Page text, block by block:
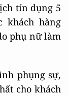
tín dụng 5
khách hàng
phụ nữ làm
phụng sự,
cho khách